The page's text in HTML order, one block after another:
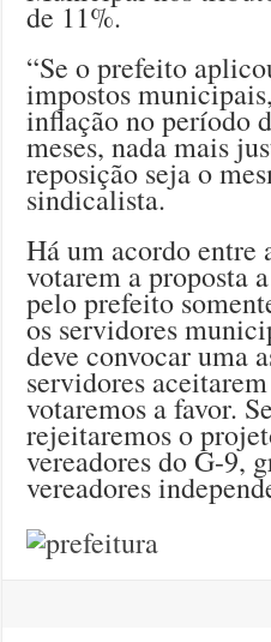
de 11%.
“Se o prefeito
impostos
inflação no período
meses, nada mais
reposição seja o
sindicalista.
Há um acordo entre
votarem a proposta
pelo prefeito
os servidores
deve convocar uma
servidores
votaremos a favor.
rejeitaremos o
vereadores do G-9,
vereadores